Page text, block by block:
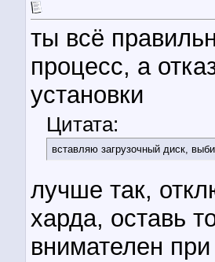
ты всё
процесс, а
установки
Цитата:
вставляю загрузочный диск,
лучше так,
харда, оставь
внимателен